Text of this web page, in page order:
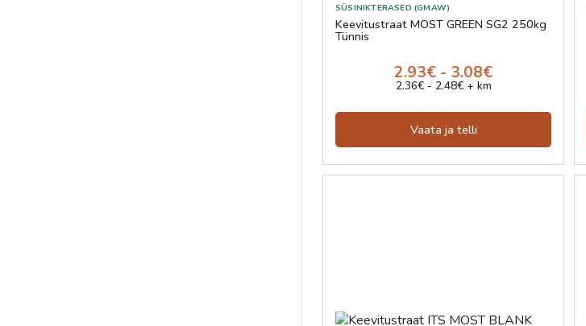
SÜSINIKTERASED (GMAW)
Keevitustraat MOST GREEN SG2 250kg
Tünnis
2.93€ - 3.08€
2.36€ - 2.48€ + km
Vaata ja telli